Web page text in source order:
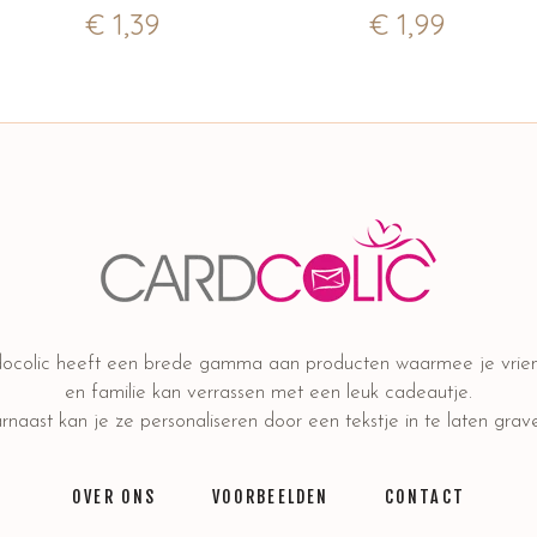
€ 1,39 € 1,99
heeft een brede gamma aan producten waarmee je
en familie kan verrassen met een leuk cadeautje.
kan je ze personaliseren door een tekstje in te laten
OVER ONS VOORBEELDEN CONTACT